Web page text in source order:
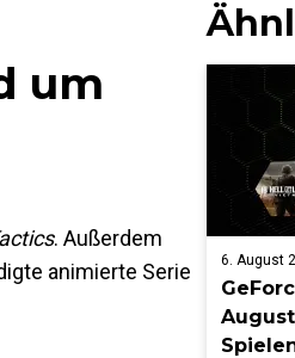
um
. Außerdem
animierte Serie
6. August